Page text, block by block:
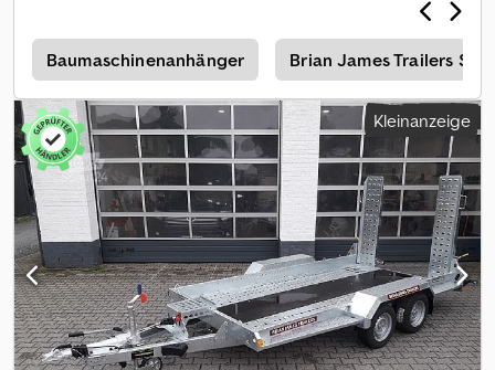
Maschinentransporter Tandem Tieflader V Fahrgestell -
Auflaufgebremst - Bereifung 14" - Ladeflächenhöhe 38cm -
Stahlmulde verzinkt mit Lochstahlboden, DIN Zurrbügel -
Schaufelablage montiert - Auffahrrampen Stahl klappbar
verschiebbar, Stützrad..... Abholpreis bitte bestellen Sie
telefonisch oder rund um die Uhr über unseren trailershop und
vereinbaren sie einen Abholtermin ! 543-
0110VERSION29002 07/25 Chjdpfezm N Unex Aqqea
Baumaschinenanhänger Brian James Trailers
Kleinanzeige